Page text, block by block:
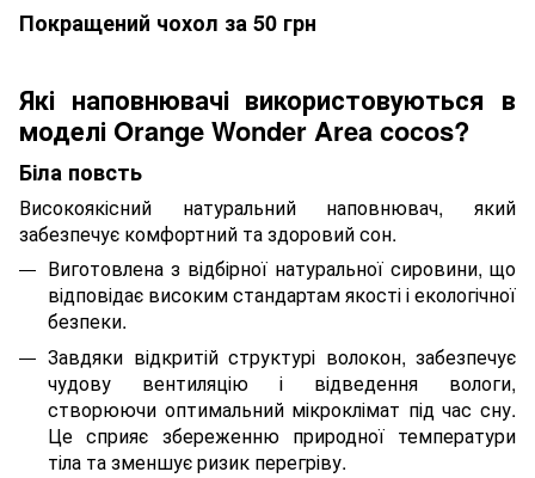
Покращений чохол за 50 грн
Які наповнювачі використовуються в
моделі Orange Wonder Area cocos?
Біла повсть
Високоякісний натуральний наповнювач, який
забезпечує комфортний та здоровий сон.
Виготовлена з відбірної натуральної сировини, що
відповідає високим стандартам якості і екологічної
безпеки.
Завдяки відкритій структурі волокон, забезпечує
чудову вентиляцію і відведення вологи,
створюючи оптимальний мікроклімат під час сну.
Це сприяє збереженню природної температури
тіла та зменшує ризик перегріву.